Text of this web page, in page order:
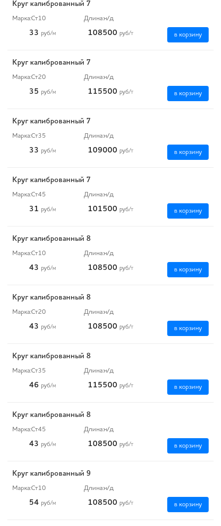
Круг калиброванный 7
Марка:Ст10 Длина:н/д
33 руб/м 108500 руб/т в корзину
Круг калиброванный 7
Марка:Ст20 Длина:н/д
35 руб/м 115500 руб/т в корзину
Круг калиброванный 7
Марка:Ст35 Длина:н/д
33 руб/м 109000 руб/т в корзину
Круг калиброванный 7
Марка:Ст45 Длина:н/д
31 руб/м 101500 руб/т в корзину
Круг калиброванный 8
Марка:Ст10 Длина:н/д
43 руб/м 108500 руб/т в корзину
Круг калиброванный 8
Марка:Ст20 Длина:н/д
43 руб/м 108500 руб/т в корзину
Круг калиброванный 8
Марка:Ст35 Длина:н/д
46 руб/м 115500 руб/т в корзину
Круг калиброванный 8
Марка:Ст45 Длина:н/д
43 руб/м 108500 руб/т в корзину
Круг калиброванный 9
Марка:Ст10 Длина:н/д
54 руб/м 108500 руб/т в корзину